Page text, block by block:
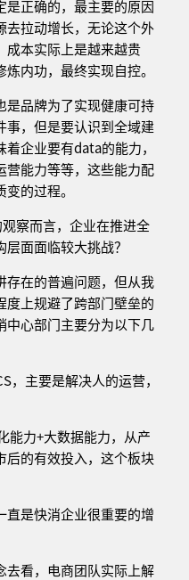
是正确的，最主要的原因
去拉动增长，无论这个外
成本实际上是越来越贵
内功，最终实现自控。
是品牌为了实现健康可持
事，但是要认识到全域建
企业要有data的能力，
营能力等等，这些能力配
的过程。
察而言，企业在推进全
面面临较大挑战？
存在的普遍问题，但从我
度上规避了跨部门壁垒的
中心部门主要分为以下几
，主要是解决人的运营，
能力+大数据能力，从产
后的有效投入，这个板块
直是快消企业很重要的增
看，电商团队实际上解